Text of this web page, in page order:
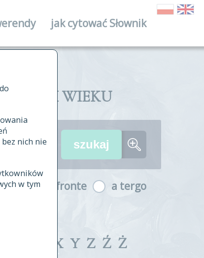
nich nie
w tym
jak cytować Słownik
I XVIII WIEKU
a fronte a tergo
X Y Z Ź Ż